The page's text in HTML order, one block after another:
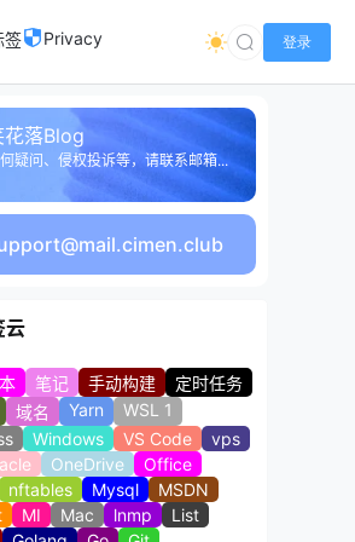
签 Privacy 登录
花落Blog
疑问、侵权投诉等，请联系邮箱...
云
笔记 手动构建
定时任务
域名 Yarn
WSL 1
Windows VS Code
vps
OneDrive
Office
nftables Mysql
MSDN
MI Mac lnmp
List